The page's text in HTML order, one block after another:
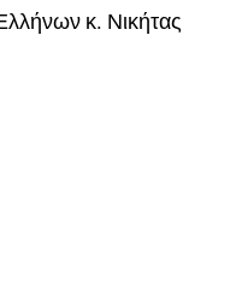
κ. Νικήτας